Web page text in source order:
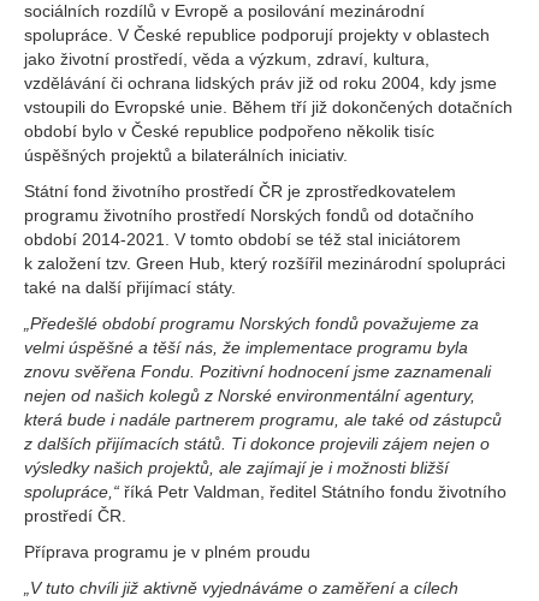
sociálních rozdílů v Evropě a posilování mezinárodní
spolupráce. V České republice podporují projekty v oblastech
jako životní prostředí, věda a výzkum, zdraví, kultura,
vzdělávání či ochrana lidských práv již od roku 2004, kdy jsme
vstoupili do Evropské unie. Během tří již dokončených dotačních
období bylo v České republice podpořeno několik tisíc
úspěšných projektů a bilaterálních iniciativ.
Státní fond životního prostředí ČR je zprostředkovatelem
programu životního prostředí Norských fondů od dotačního
období 2014-2021. V tomto období se též stal iniciátorem
k založení tzv. Green Hub, který rozšířil mezinárodní spolupráci
také na další přijímací státy.
„Předešlé období programu Norských fondů považujeme za
velmi úspěšné a těší nás, že implementace programu byla
znovu svěřena Fondu. Pozitivní hodnocení jsme zaznamenali
nejen od našich kolegů z Norské environmentální agentury,
která bude i nadále partnerem programu, ale také od zástupců
z dalších přijímacích států. Ti dokonce projevili zájem nejen o
výsledky našich projektů, ale zajímají je i možnosti bližší
spolupráce,“ říká Petr Valdman, ředitel Státního fondu životního
prostředí ČR.
Příprava programu je v plném proudu
„V tuto chvíli již aktivně vyjednáváme o zaměření a cílech